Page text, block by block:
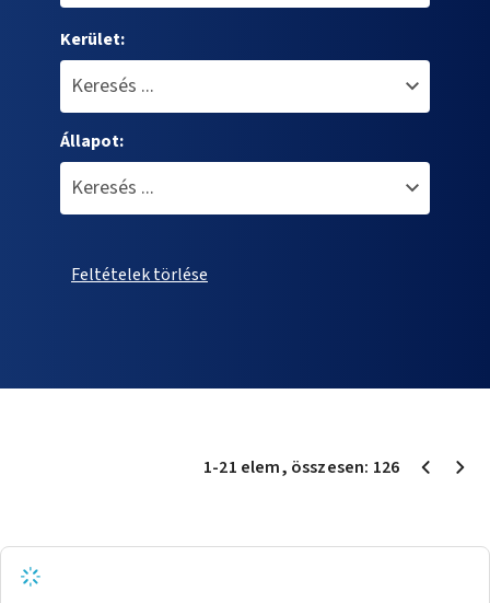
Kerület:
Állapot:
Feltételek törlése
1-21 elem, összesen: 126